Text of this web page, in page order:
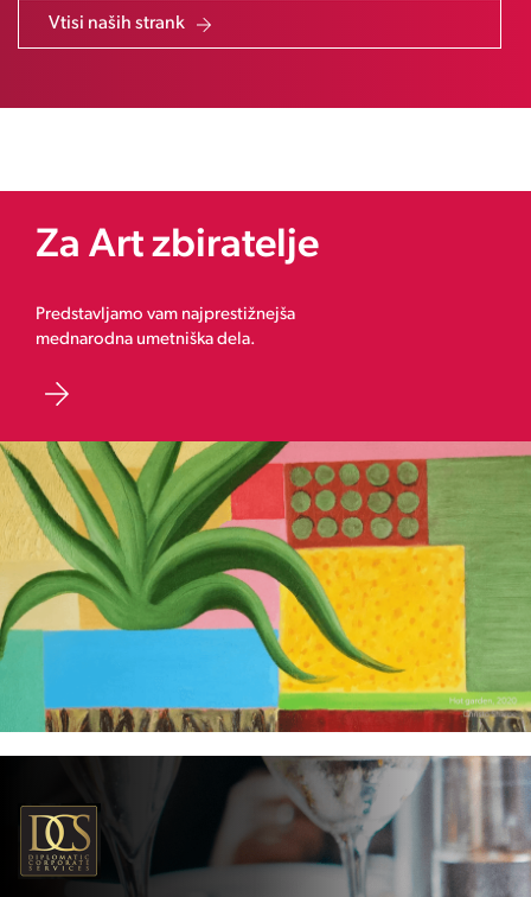
Vtisi naših strank
Za Art zbiratelje
Predstavljamo vam najprestižnejša
mednarodna umetniška dela.